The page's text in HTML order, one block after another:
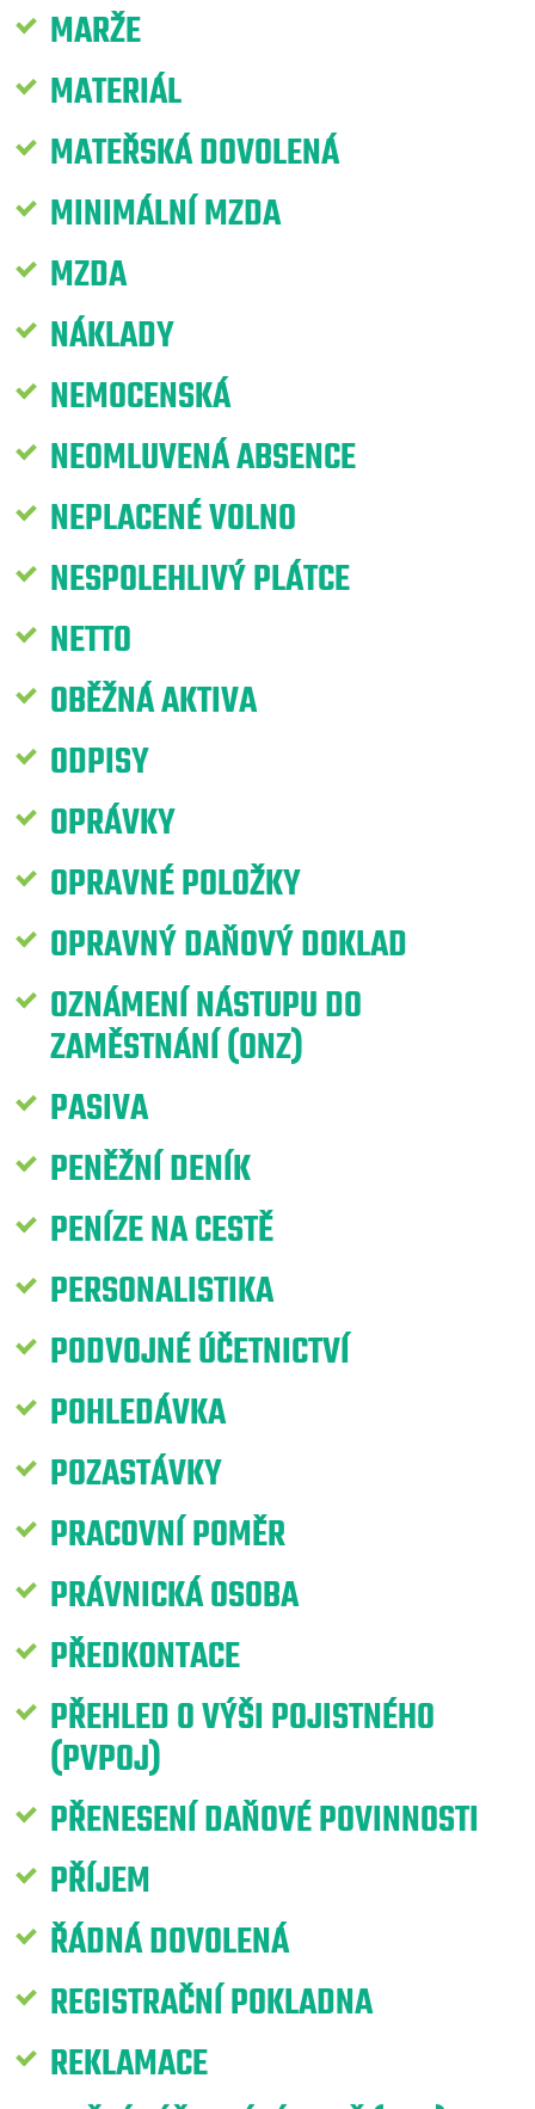
MARŽE
MATERIÁL
MATEŘSKÁ DOVOLENÁ
MINIMÁLNÍ MZDA
MZDA
NÁKLADY
NEMOCENSKÁ
NEOMLUVENÁ ABSENCE
NEPLACENÉ VOLNO
NESPOLEHLIVÝ PLÁTCE
NETTO
OBĚŽNÁ AKTIVA
ODPISY
OPRÁVKY
OPRAVNÉ POLOŽKY
OPRAVNÝ DAŇOVÝ DOKLAD
OZNÁMENÍ NÁSTUPU DO
ZAMĚSTNÁNÍ (ONZ)
PASIVA
PENĚŽNÍ DENÍK
PENÍZE NA CESTĚ
PERSONALISTIKA
PODVOJNÉ ÚČETNICTVÍ
POHLEDÁVKA
POZASTÁVKY
PRACOVNÍ POMĚR
PRÁVNICKÁ OSOBA
PŘEDKONTACE
PŘEHLED O VÝŠI POJISTNÉHO
(PVPOJ)
PŘENESENÍ DAŇOVÉ POVINNOSTI
PŘÍJEM
ŘÁDNÁ DOVOLENÁ
REGISTRAČNÍ POKLADNA
REKLAMACE